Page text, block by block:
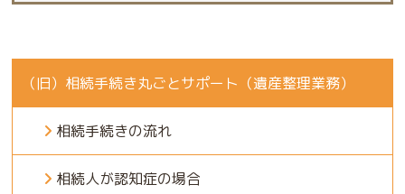
（旧）相続手続き丸ごとサポート（遺産整理業務）
相続手続きの流れ
相続人が認知症の場合